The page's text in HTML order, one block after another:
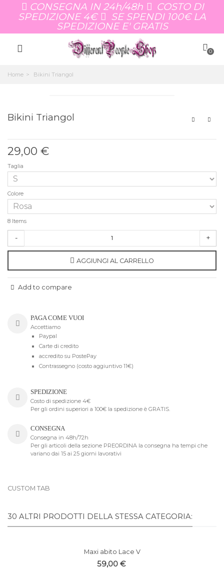
CONSEGNA IN 24h/48h
COSTO DI
SPEDIZIONE 4€
SE SPENDI 100€ LA
SPEDIZIONE E' GRATIS
0
Home > Bikini Triangol
Bikini Triangol
29,00 €
Taglia
Colore
8 Items
- +
AGGIUNGI AL CARRELLO
Add to compare
PAGA COME VUOI
Accettiamo
Paypal
Carte di credito
accredito su PostePay
Contrassegno (costo aggiuntivo 11€)
SPEDIZIONE
Costo di spedizione 4€
Per gli ordini superiori a 100€ la spedizione è GRATIS.
CONSEGNA
Consegna in 48h/72h
Per gli articoli della sezione PREORDINA la consegna ha tempi che
variano dai 15 ai 25 giorni lavorativi
CUSTOM TAB
30 ALTRI PRODOTTI DELLA STESSA CATEGORIA:
Maxi abito Lace V
59,00 €